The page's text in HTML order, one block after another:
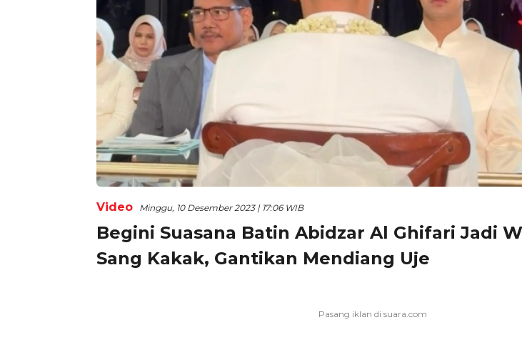
Video Minggu, 10 Desember 2023 | 17:06 WIB
Begini Suasana Batin Abidzar Al Ghifari Jadi
Sang Kakak, Gantikan Mendiang Uje